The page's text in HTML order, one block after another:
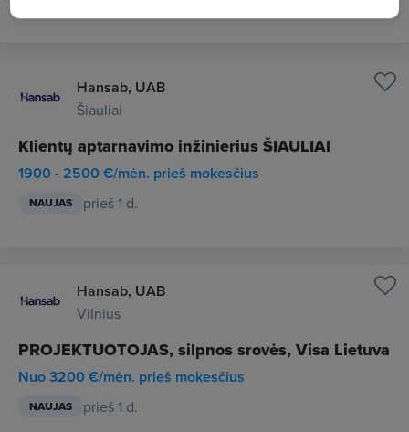
Hansab, UAB
Šiauliai
Klientų aptarnavimo inžinierius ŠIAULIAI
1900 - 2500 €/mėn. prieš mokesčius
NAUJAS prieš 1 d.
Hansab, UAB
Vilnius
PROJEKTUOTOJAS, silpnos srovės, Visa Lietuva
Nuo 3200 €/mėn. prieš mokesčius
NAUJAS prieš 1 d.